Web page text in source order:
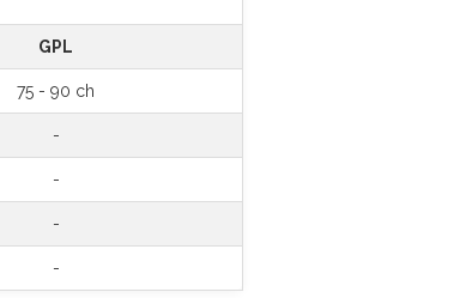
GPL
75 - 90 ch
-
-
-
-